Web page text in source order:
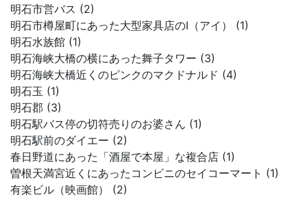
明石市営バス (2)
明石市樽屋町にあった大型家具店のI（アイ） (1)
明石水族館 (1)
明石海峡大橋の横にあった舞子タワー (3)
明石海峡大橋近くのピンクのマクドナルド (4)
明石玉 (1)
明石郡 (3)
明石駅バス停の切符売りのお婆さん (1)
明石駅前のダイエー (2)
春日野道にあった「酒屋で本屋」な複合店 (1)
曽根天満宮近くにあったコンビニのセイコーマート (1)
有楽ビル（映画館） (2)